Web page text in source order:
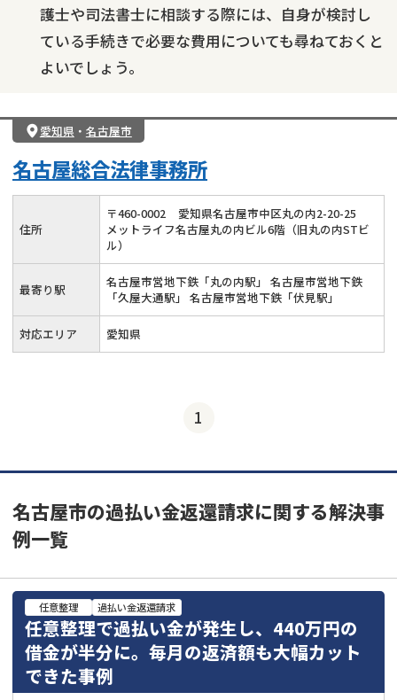
護士や司法書士に相談する際には、自身が検討し
ている手続きで必要な費用についても尋ねておくと
よいでしょう。
愛知県 ・ 名古屋市
名古屋総合法律事務所
住所
〒460-0002
愛知県名古屋市中区丸の内2-20-25
メットライフ名古屋丸の内ビル6階（旧丸の内STビ
ル）
最寄り駅
名古屋市営地下鉄「丸の内駅」 名古屋市営地下鉄
「久屋大通駅」 名古屋市営地下鉄「伏見駅」
対応エリア 愛知県
1
名古屋市の過払い金返還請求に関する解決事
例一覧
任意整理 過払い金返還請求
任意整理で過払い金が発生し、440万円の
借金が半分に。毎月の返済額も大幅カット
できた事例